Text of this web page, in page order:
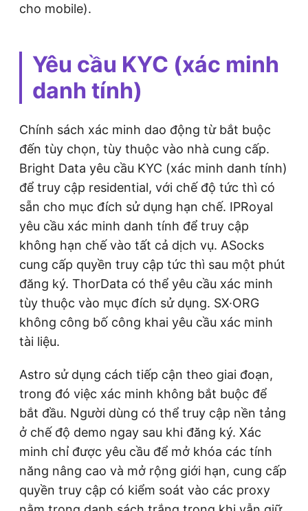
cho mobile).
Yêu cầu KYC (xác minh
danh tính)
Chính sách xác minh dao động từ bắt buộc
đến tùy chọn, tùy thuộc vào nhà cung cấp.
Bright Data yêu cầu KYC (xác minh danh tính)
để truy cập residential, với chế độ tức thì có
sẵn cho mục đích sử dụng hạn chế. IPRoyal
yêu cầu xác minh danh tính để truy cập
không hạn chế vào tất cả dịch vụ. ASocks
cung cấp quyền truy cập tức thì sau một phút
đăng ký. ThorData có thể yêu cầu xác minh
tùy thuộc vào mục đích sử dụng. SX·ORG
không công bố công khai yêu cầu xác minh
tài liệu.
Astro sử dụng cách tiếp cận theo giai đoạn,
trong đó việc xác minh không bắt buộc để
bắt đầu. Người dùng có thể truy cập nền tảng
ở chế độ demo ngay sau khi đăng ký. Xác
minh chỉ được yêu cầu để mở khóa các tính
năng nâng cao và mở rộng giới hạn, cung cấp
quyền truy cập có kiểm soát vào các proxy